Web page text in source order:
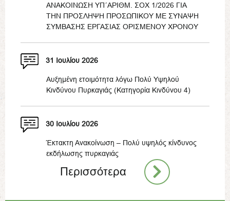
ΑΝΑΚΟΙΝΩΣΗ ΥΠ΄ΑΡΙΘΜ. ΣΟΧ 1/2026 ΓΙΑ
ΤΗΝ ΠΡΟΣΛΗΨΗ ΠΡΟΣΩΠΙΚΟΥ ΜΕ ΣΥΝΑΨΗ
ΣΥΜΒΑΣΗΣ ΕΡΓΑΣΙΑΣ ΟΡΙΣΜΕΝΟΥ ΧΡΟΝΟΥ
31 Ιουλίου 2026
Αυξημένη ετοιμότητα λόγω Πολύ Υψηλού
Κινδύνου Πυρκαγιάς (Κατηγορία Κινδύνου 4)
30 Ιουλίου 2026
Έκτακτη Ανακοίνωση – Πολύ υψηλός κίνδυνος
εκδήλωσης πυρκαγιάς
Περισσότερα